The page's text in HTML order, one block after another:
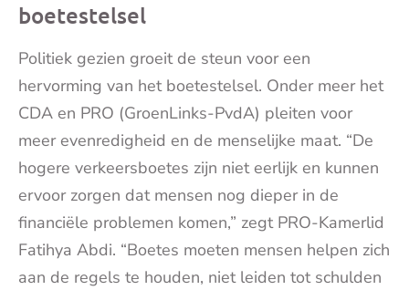
boetestelsel
Politiek gezien groeit de steun voor een
hervorming van het boetestelsel. Onder meer het
CDA en PRO (GroenLinks-PvdA) pleiten voor
meer evenredigheid en de menselijke maat. “De
hogere verkeersboetes zijn niet eerlijk en kunnen
ervoor zorgen dat mensen nog dieper in de
financiële problemen komen,” zegt PRO-Kamerlid
Fatihya Abdi. “Boetes moeten mensen helpen zich
aan de regels te houden, niet leiden tot schulden